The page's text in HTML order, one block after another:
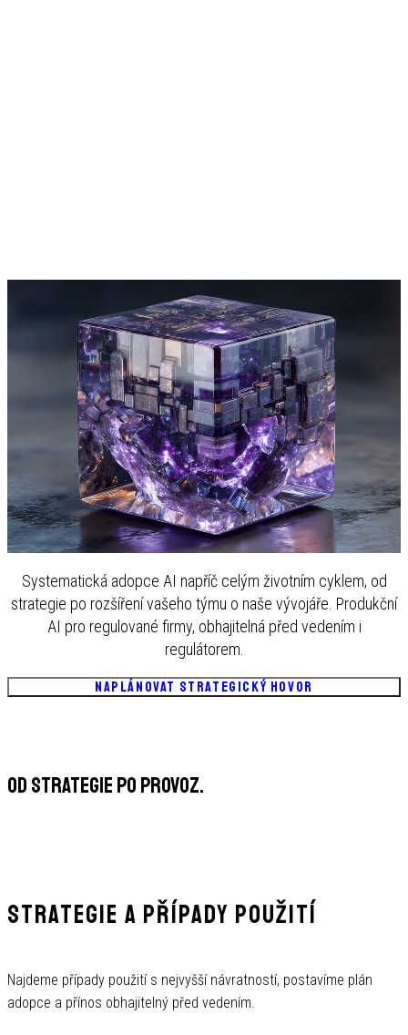
Systematická adopce AI napříč celým životním cyklem, od
strategie po rozšíření vašeho týmu o naše vývojáře. Produkční
AI pro regulované firmy, obhajitelná před vedením i
regulátorem.
NAPLÁNOVAT STRATEGICKÝ HOVOR
OD STRATEGIE PO PROVOZ.
STRATEGIE A PŘÍPADY POUŽITÍ
Najdeme případy použití s nejvyšší návratností, postavíme plán
adopce a přínos obhajitelný před vedením.